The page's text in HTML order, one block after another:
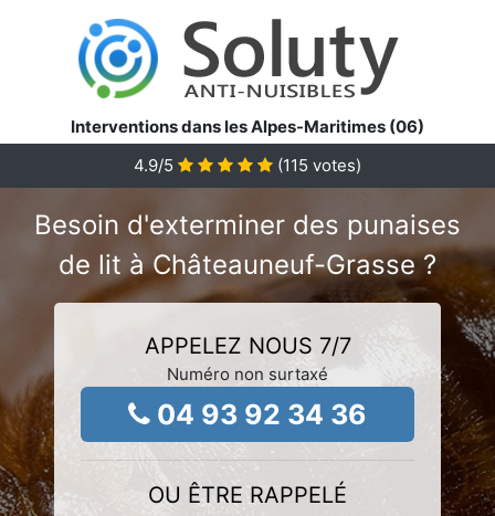
Interventions dans les Alpes-Maritimes (06)
4.9/5 (115 votes)
Besoin d'exterminer des punaises
de lit à Châteauneuf-Grasse ?
APPELEZ NOUS 7/7
Numéro non surtaxé
04 93 92 34 36
OU ÊTRE RAPPELÉ